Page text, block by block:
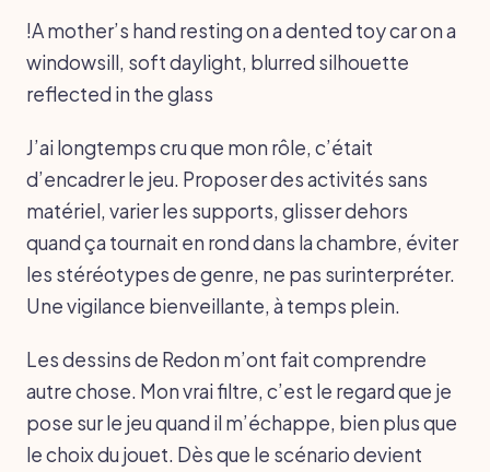
!A mother’s hand resting on a dented toy car on a
windowsill, soft daylight, blurred silhouette
reflected in the glass
J’ai longtemps cru que mon rôle, c’était
d’encadrer le jeu. Proposer des activités sans
matériel, varier les supports, glisser dehors
quand ça tournait en rond dans la chambre, éviter
les stéréotypes de genre, ne pas surinterpréter.
Une vigilance bienveillante, à temps plein.
Les dessins de Redon m’ont fait comprendre
autre chose. Mon vrai filtre, c’est le regard que je
pose sur le jeu quand il m’échappe, bien plus que
le choix du jouet. Dès que le scénario devient